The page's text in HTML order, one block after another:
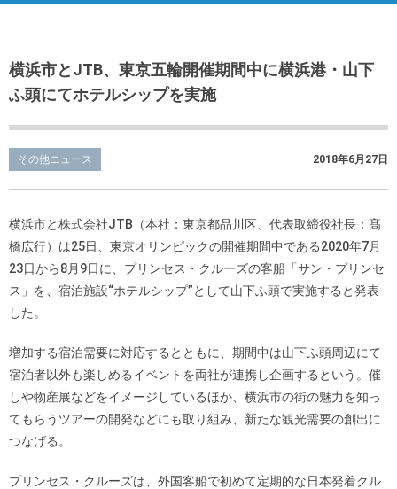
横浜市とJTB、東京五輪開催期間中に横浜港・山下
ふ頭にてホテルシップを実施
その他ニュース 2018年6月27日
横浜市と株式会社JTB（本社：東京都品川区、代表取締役社長：髙
橋広行）は25日、東京オリンピックの開催期間中である2020年7月
23日から8月9日に、プリンセス・クルーズの客船「サン・プリンセ
ス」を、宿泊施設“ホテルシップ”として山下ふ頭で実施すると発表
した。
増加する宿泊需要に対応するとともに、期間中は山下ふ頭周辺にて
宿泊者以外も楽しめるイベントを両社が連携し企画するという。催
しや物産展などをイメージしているほか、横浜市の街の魅力を知っ
てもらうツアーの開発などにも取り組み、新たな観光需要の創出に
つなげる。
プリンセス・クルーズは、外国客船で初めて定期的な日本発着クル